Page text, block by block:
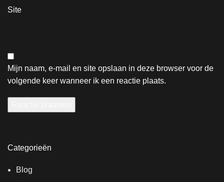
Site
Mijn naam, e-mail en site opslaan in deze browser voor de
volgende keer wanneer ik een reactie plaats.
Categorieën
Blog